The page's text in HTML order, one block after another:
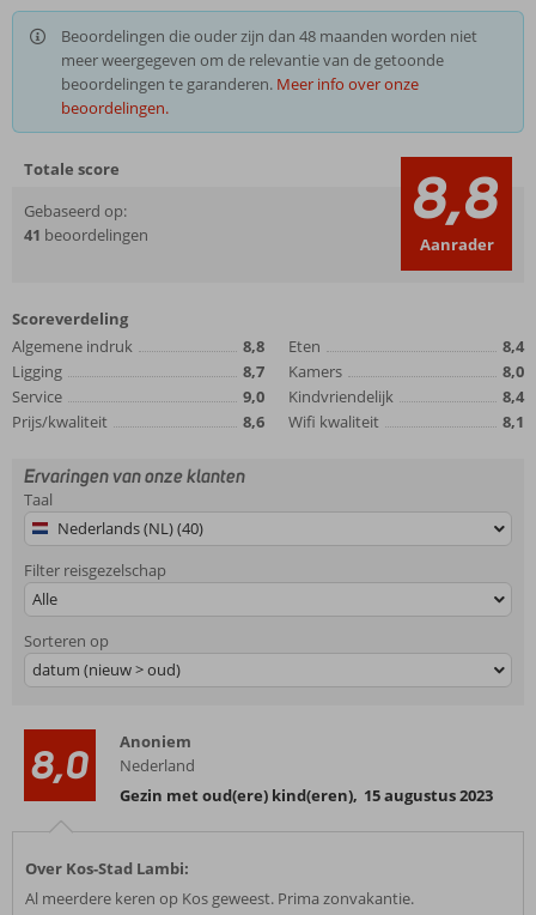
Beoordelingen die ouder zijn dan 48 maanden worden niet
meer weergegeven om de relevantie van de getoonde
beoordelingen te garanderen. Meer info over onze
beoordelingen.
Totale score
Gebaseerd op:
41 beoordelingen 8,8
Aanrader
Scoreverdeling
Algemene indruk
8,8
Ligging
8,7
Service
9,0
Prijs/kwaliteit
8,6
Eten
8,4
Kamers
8,0
Kindvriendelijk
8,4
Wifi kwaliteit
8,1
Ervaringen van onze klanten
Taal
Nederlands (NL) (40)
Filter reisgezelschap
Alle
Sorteren op
datum (nieuw > oud)
8,0
Anoniem
Nederland
Gezin met oud(ere) kind(eren), 15 augustus 2023
Over Kos-Stad Lambi:
Al meerdere keren op Kos geweest. Prima zonvakantie.